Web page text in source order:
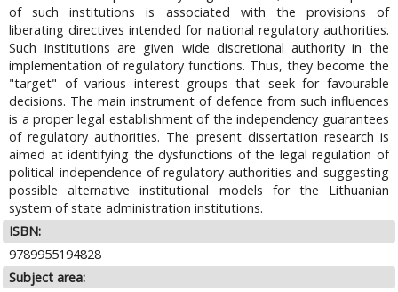
of such institutions is associated with the provisions of
liberating directives intended for national regulatory authorities.
Such institutions are given wide discretional authority in the
implementation of regulatory functions. Thus, they become the
"target" of various interest groups that seek for favourable
decisions. The main instrument of defence from such influences
is a proper legal establishment of the independency guarantees
of regulatory authorities. The present dissertation research is
aimed at identifying the dysfunctions of the legal regulation of
political independence of regulatory authorities and suggesting
possible alternative institutional models for the Lithuanian
system of state administration institutions.
ISBN:
9789955194828
Subject area: